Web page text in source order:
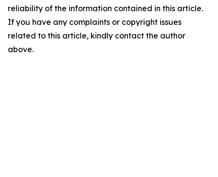
reliability of the information contained in this article.
If you have any complaints or copyright issues
related to this article, kindly contact the author
above.